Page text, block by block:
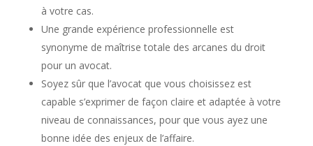
à votre cas.
Une grande expérience professionnelle est
synonyme de maîtrise totale des arcanes du droit
pour un avocat.
Soyez sûr que l’avocat que vous choisissez est
capable s’exprimer de façon claire et adaptée à votre
niveau de connaissances, pour que vous ayez une
bonne idée des enjeux de l’affaire.